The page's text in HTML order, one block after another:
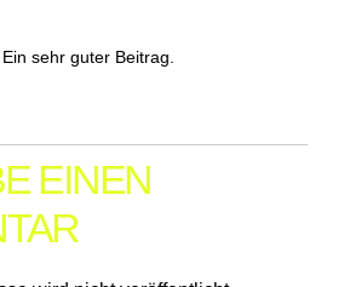
sehr guter Beitrag.
EINEN